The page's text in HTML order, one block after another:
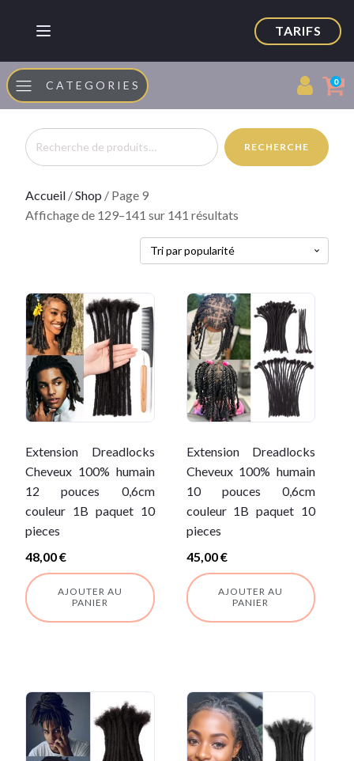
TARIFS
CATEGORIES 0
Recherche
pour :
RECHERCHE
Accueil /Shop / Page 9
Affichage de 129–141 sur 141 résultats
par
Extension Dreadlocks
Cheveux 100% humain
12 pouces 0,6cm
couleur 1B paquet 10
pieces
48,00€
AJOUTER AU
PANIER
Extension Dreadlocks
Cheveux 100% humain
10 pouces 0,6cm
couleur 1B paquet 10
pieces
45,00€
AJOUTER AU
PANIER